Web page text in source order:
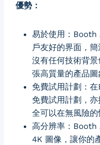
優勢：
易於使用：Booth
戶友好的界面，
沒有任何技術背
張高質量的產品圖
免費試用計劃：
免費試用計劃，
全可以在無風險的
高分辨率：Booth
4K 圖像，讓你的